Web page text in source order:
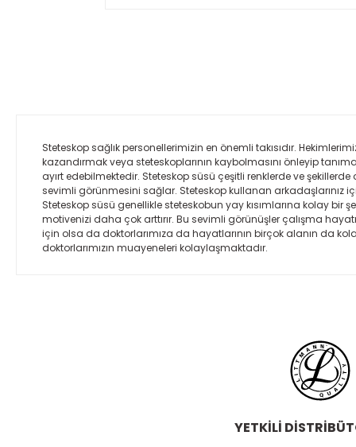
Steteskop sağlık personellerimizin en önemli takısıdır.
kazandırmak veya steteskoplarının kaybolmasını önleyip
ayırt edebilmektedir. Steteskop süsü çeşitli renklerde ve
sevimli görünmesini sağlar. Steteskop kullanan arkadaşlarınız
Steteskop süsü genellikle steteskobun yay kısımlarına kolay bir
motivenizi daha çok arttırır. Bu sevimli görünüşler çalışma
için olsa da doktorlarımıza da hayatlarının birçok alanın da
doktorlarımızın muayeneleri kolaylaşmaktadır.
YETKİLİ